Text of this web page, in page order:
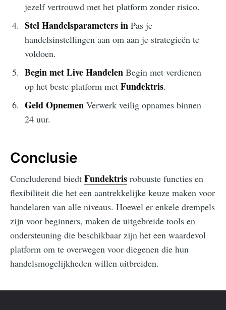
jezelf vertrouwd met het platform zonder risico.
Stel Handelsparameters inPas je
handelsinstellingen aan om aan je strategieën te
voldoen.
Begin met Live HandelenBegin met verdienen
op het beste platform met Fundektris.
Geld OpnemenVerwerk veilig opnames binnen
24 uur.
Conclusie
Concluderend biedt Fundektris robuuste functies en
flexibiliteit die het een aantrekkelijke keuze maken voor
handelaren van alle niveaus. Hoewel er enkele drempels
zijn voor beginners, maken de uitgebreide tools en
ondersteuning die beschikbaar zijn het een waardevol
platform om te overwegen voor diegenen die hun
handelsmogelijkheden willen uitbreiden.